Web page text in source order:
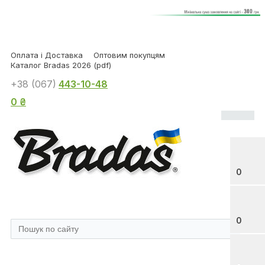
Оплата і Доставка
Оптовим покупцям
Каталог Bradas 2026 (pdf)
0
0
+38 (067) 443-10-48
0 ₴